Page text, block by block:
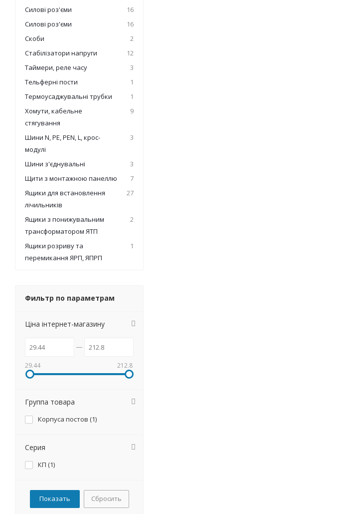
Силові роз'єми
16
Силові роз'єми
16
Скоби
2
Стабілізатори напруги
12
Таймери, реле часу
3
Тельферні пости
1
Термоусаджувальні трубки
1
Хомути, кабельне
стягування
9
Шини N, PE, PEN, L, крос-
модулі
3
Шини з'єднувальні
3
Щити з монтажною панеллю
7
Ящики для встановлення
лічильників
27
Ящики з понижувальним
трансформатором ЯТП
2
Ящики розриву та
перемикання ЯРП, ЯПРП
1
Фильтр по параметрам
Ціна інтернет-магазину
29.44 212.8
Группа товара
Корпуса постов (1)
Серия
КП (1)
Сбросить